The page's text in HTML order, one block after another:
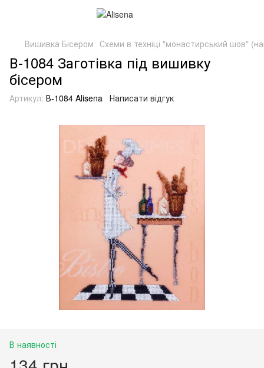
Вишивка Бісером Схеми в техніці "монастирський шов"
В-1084 Заготівка під вишивку
бісером
Артикул: В-1084 Alisena Написати відгук
В наявності